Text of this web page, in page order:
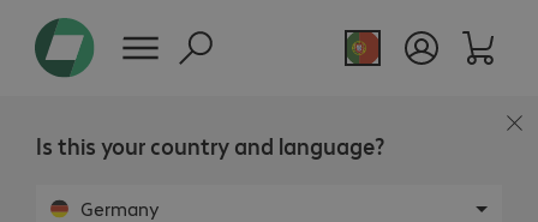
Is this your country and language?
Germany